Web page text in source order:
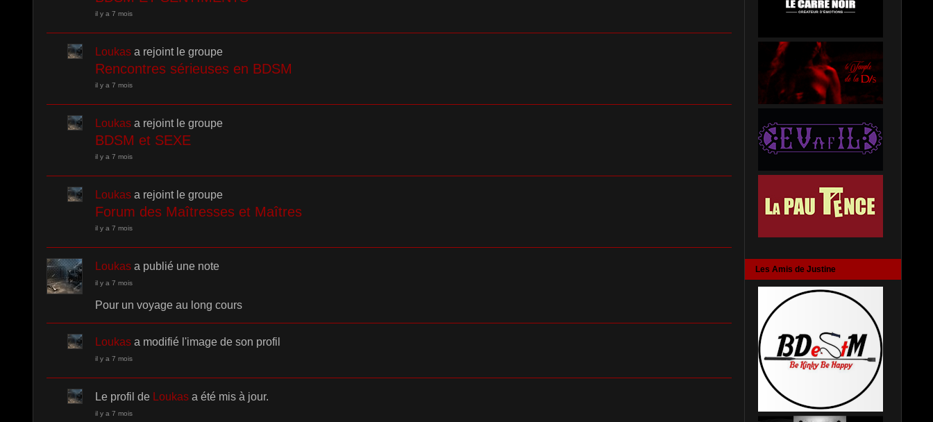
il y a 7 mois
Loukas a rejoint le groupe
Rencontres sérieuses en BDSM
il y a 7 mois
Loukas a rejoint le groupe
BDSM et SEXE
il y a 7 mois
Loukas a rejoint le groupe
Forum des Maîtresses et Maîtres
il y a 7 mois
Loukas a publié une note
il y a 7 mois
Pour un voyage au long cours
Loukas a modifié l'image de son profil
il y a 7 mois
Le profil de Loukas a été mis à jour.
il y a 7 mois
Les Amis de Justine